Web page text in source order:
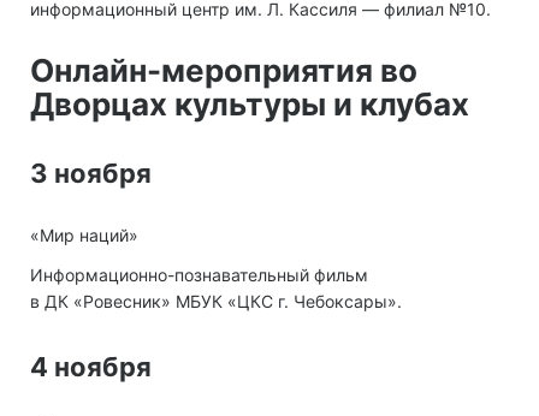
информационный центр им. Л. Кассиля — филиал №10.
Онлайн-мероприятия во
Дворцах культуры и клубах
3 ноября
«Мир наций»
Информационно-познавательный фильм
в ДК «Ровесник» МБУК «ЦКС г. Чебоксары».
4 ноября